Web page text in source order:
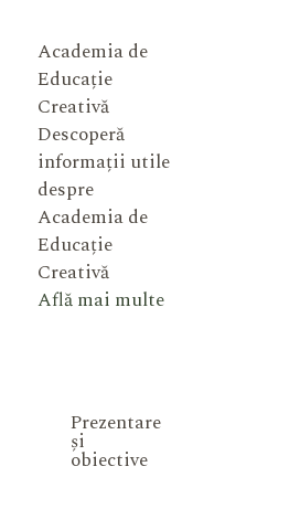
Academia de
Educație
Creativă
Descoperă
informații utile
despre
Academia de
Educație
Creativă
Află mai multe
Prezentare
și
obiective